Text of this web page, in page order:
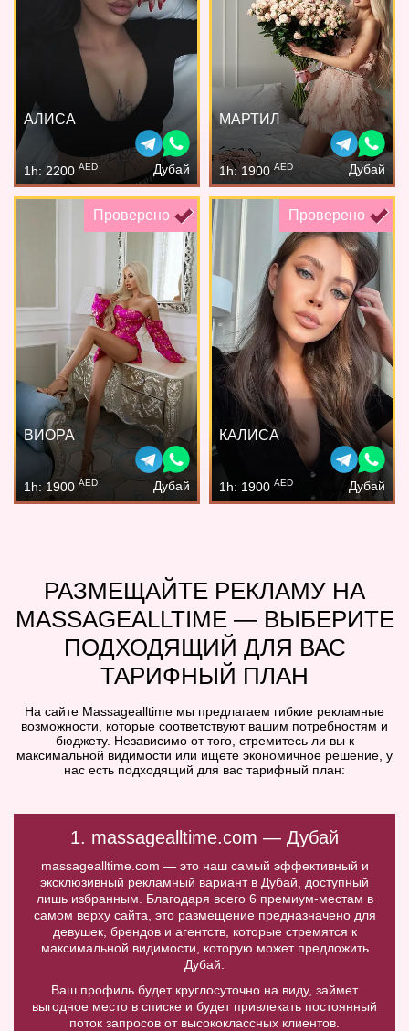
АЛИСА
1h: 2200 AED Дубай
МАРТИЛ
1h: 1900 AED Дубай
Проверено
ВИОРА
1h: 1900 AED Дубай
Проверено
КАЛИСА
1h: 1900 AED Дубай
РАЗМЕЩАЙТЕ РЕКЛАМУ НА
MASSAGEALLTIME — ВЫБЕРИТЕ
ПОДХОДЯЩИЙ ДЛЯ ВАС
ТАРИФНЫЙ ПЛАН
На сайте Massagealltime мы предлагаем гибкие рекламные
возможности, которые соответствуют вашим потребностям и
бюджету. Независимо от того, стремитесь ли вы к
максимальной видимости или ищете экономичное решение, у
нас есть подходящий для вас тарифный план:
1. massagealltime.com — Дубай
massagealltime.com — это наш самый эффективный и
эксклюзивный рекламный вариант в Дубай, доступный
лишь избранным. Благодаря всего 6 премиум-местам в
самом верху сайта, это размещение предназначено для
девушек, брендов и агентств, которые стремятся к
максимальной видимости, которую может предложить
Дубай.
Ваш профиль будет круглосуточно на виду, займет
выгодное место в списке и будет привлекать постоянный
поток запросов от высококлассных клиентов.